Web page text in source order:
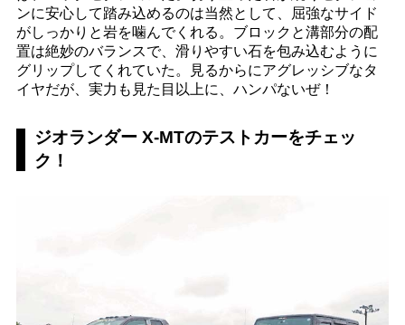
ンに安心して踏み込めるのは当然として、屈強なサイド
がしっかりと岩を噛んでくれる。ブロックと溝部分の配
置は絶妙のバランスで、滑りやすい石を包み込むように
グリップしてくれていた。見るからにアグレッシブなタ
イヤだが、実力も見た目以上に、ハンパないぜ！
ジオランダー X-MTのテストカーをチェッ
ク！